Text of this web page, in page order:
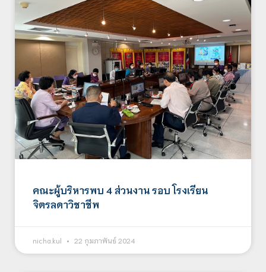
คณะผู้บริหารพบ 4 ส่วนงาน รอบ โรงเรียน
จิตรลดาวิชาชีพ
nicha.kul 22 กุมภาพันธ์ 2024